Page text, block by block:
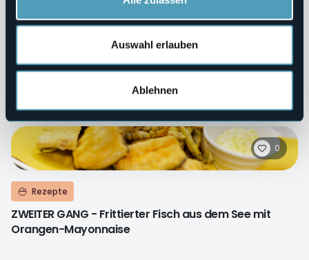
Auswahl erlauben
Ablehnen
ZWEITER GANG - Überbackene Zanderschnitzel vom
0
Rezepte
ZWEITER GANG - Frittierter Fisch aus dem See mit
Orangen-Mayonnaise